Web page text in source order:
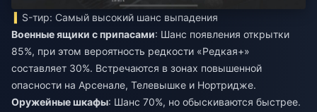
S-тир: Самый высокий шанс выпадения
Военные ящики с припасами: Шанс появления открытки
85%, при этом вероятность редкости «Редкая+»
составляет 30%. Встречаются в зонах повышенной
опасности на Арсенале, Телевышке и Нортридже.
Оружейные шкафы: Шанс 70%, но обыскиваются быстрее.